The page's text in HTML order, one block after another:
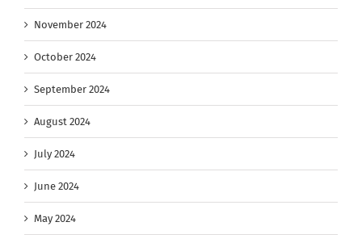
November 2024
October 2024
September 2024
August 2024
July 2024
June 2024
May 2024